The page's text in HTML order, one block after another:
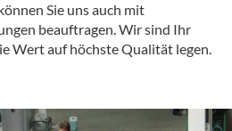
Sie uns auch mit
beauftragen. Wir sind Ihr
Wert auf höchste Qualität legen.